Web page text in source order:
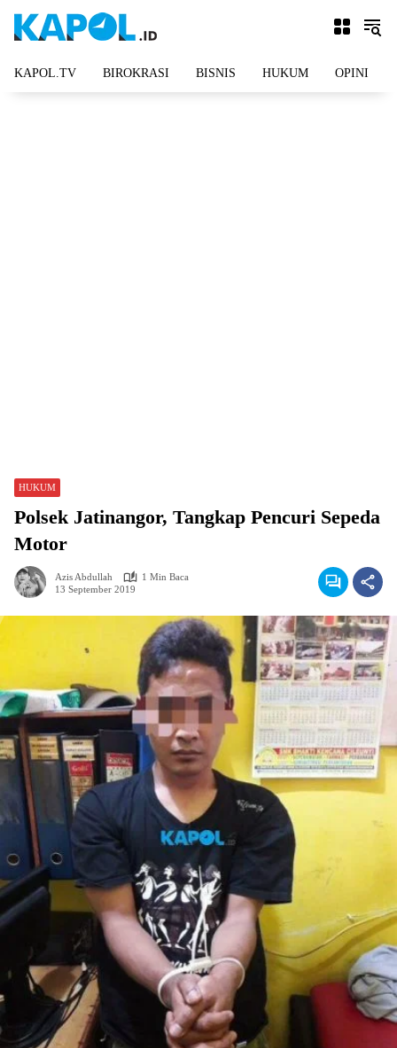
KAPOL.TV BIROKRASI BISNIS HUKUM OPINI
HUKUM
Polsek Jatinangor, Tangkap Pencuri Sepeda
Motor
Azis Abdullah
1 Min Baca
13 September 2019